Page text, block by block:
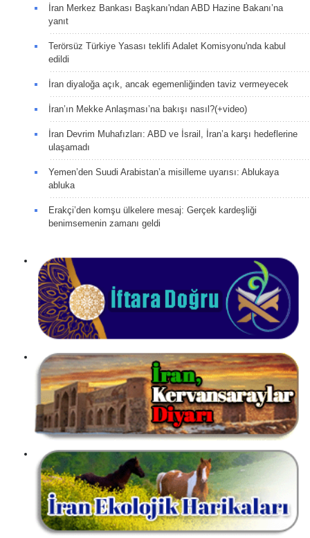
İran Merkez Bankası Başkanı'ndan ABD Hazine Bakanı’na
yanıt
Terörsüz Türkiye Yasası teklifi Adalet Komisyonu'nda kabul
edildi
İran diyaloğa açık, ancak egemenliğinden taviz vermeyecek
İran’ın Mekke Anlaşması’na bakışı nasıl?(+video)
İran Devrim Muhafızları: ABD ve İsrail, İran’a karşı hedeflerine
ulaşamadı
Yemen’den Suudi Arabistan’a misilleme uyarısı: Ablukaya
abluka
Erakçi’den komşu ülkelere mesaj: Gerçek kardeşliği
benimsemenin zamanı geldi